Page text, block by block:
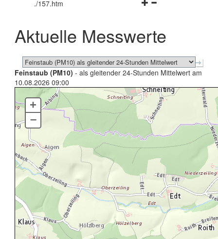
Navigationsmenü
schließen
./157.htm
Aktuelle Messwerte
Feinstaub (PM10) - als gleitender 24-Stunden Mittelwert am
10.08.2026 09:00
+
–